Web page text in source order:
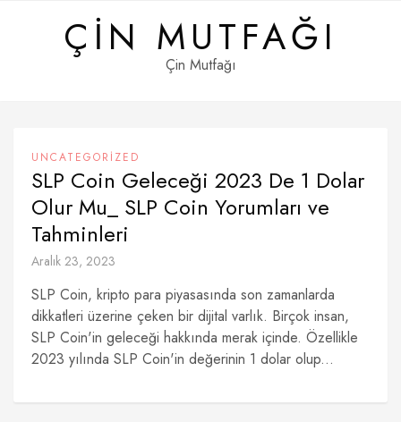
ÇIN MUTFAĞI
Çin Mutfağı
UNCATEGORIZED
SLP Coin Geleceği 2023 De 1 Dolar
Olur Mu_ SLP Coin Yorumları ve
Tahminleri
Aralık 23, 2023
SLP Coin, kripto para piyasasında son zamanlarda
dikkatleri üzerine çeken bir dijital varlık. Birçok insan,
SLP Coin'in geleceği hakkında merak içinde. Özellikle
2023 yılında SLP Coin'in değerinin 1 dolar olup...